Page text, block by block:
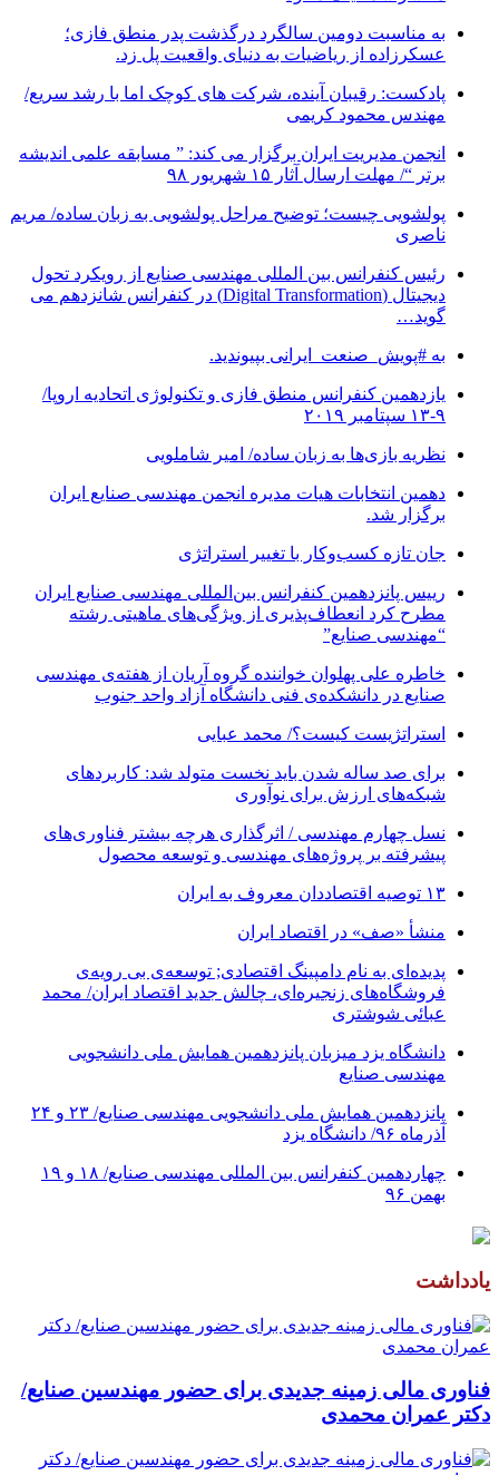
به مناسبت دومین سالگرد درگذشت پدر منطق فازی؛
عسکرزاده از ریاضیات به دنیای واقعیت پل زد.
پادکست: رقیبان آینده، شرکت های کوچک اما با رشد سریع/
مهندس محمود کریمی
انجمن مدیریت ایران برگزار می کند: ” مسابقه علمی اندیشه
برتر “/ مهلت ارسال آثار ۱۵ شهریور ۹۸
پولشویی چیست؛ توضیح مراحل پولشویی به زبان ساده/ مریم
ناصری
رئیس کنفرانس بین المللی مهندسی صنایع از رویکرد تحول
دیجیتال (Digital Transformation) در کنفرانس شانزدهم می
گوید…
به #پویش_صنعت_ایرانی بپیوندید.
یازدهمین کنفرانس منطق فازی و تکنولوژی اتحادیه اروپا/
۹-۱۳ سپتامبر ۲۰۱۹
نظریه بازی‌ها به زبان ساده/ امیر شاملویی
دهمین انتخابات هیات مدیره انجمن مهندسی صنایع ایران
برگزار شد.
جان تازه کسب‌وکار با تغییر استراتژی
رییس پانزدهمین کنفرانس بین‌المللی مهندسی صنایع ایران
مطرح کرد انعطاف‌پذیری از ویژگی‌های ماهیتی رشته
“مهندسی صنایع”
خاطره علی پهلوان خواننده گروه آریان از هفته‌ی مهندسی
صنایع در دانشکده‌ی فنی دانشگاه آزاد واحد جنوب
استراتژیست کیست؟‬/ محمد عبایی
برای صد ساله شدن باید نخست متولد شد: کاربردهای
شبکه‌های ارزش برای نوآوری
نسل چهارم مهندسی / اثرگذاری هرچه بیشتر فناوری‌های
پیشرفته بر پروژه‌های مهندسی و توسعه محصول
۱۳ توصیه اقتصاددان معروف به ایران
منشأ «صف» در اقتصاد ایران
پدیده‌ای به نام دامپینگ اقتصادی; توسعه‌ی بی رویه‌ی
فروشگاه‌های زنجیره‌ای، چالش جدید اقتصاد ایران/ محمد
عبائی شوشتری
دانشگاه یزد میزبان پانزدهمین همایش ملی دانشجویی
مهندسی صنایع
پانزدهمین همایش ملی دانشجویی مهندسی صنایع/ ۲۳ و ۲۴
آذرماه ۹۶/ دانشگاه یزد
چهاردهمین کنفرانس بین المللی مهندسی صنایع/ ۱۸ و ۱۹
بهمن ۹۶
یادداشت
فناوری مالی زمینه جدیدی برای حضور مهندسین صنایع/
دکتر عمران محمدی